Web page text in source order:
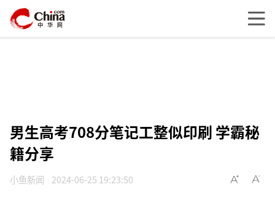
男生高考708分笔记工整似印刷 学霸秘
籍分享
小鱼新闻 2024-06-25 19:23:50